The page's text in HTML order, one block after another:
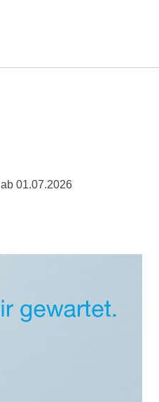
ab 01.07.2026